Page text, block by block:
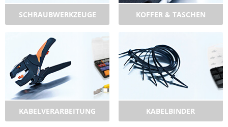
SCHRAUBWERKZEUGE KOFFER & TASCHEN
KABELVERARBEITUNG KABELBINDER